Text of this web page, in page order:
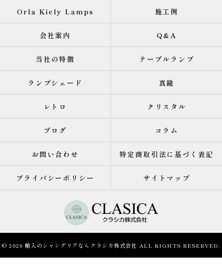
Orla Kiely Lamps 施工例
会社案内 Q&A
当社の特徴 テーブルランプ
ランプシェード 真鍮
レトロ クリスタル
ブログ コラム
お問い合わせ 特定商取引法に基づく表記
プライバシーポリシー サイトマップ
© 2026 輸入のシャンデリアならクラシカ株式会社 ALL RIGHTS RESERVED.